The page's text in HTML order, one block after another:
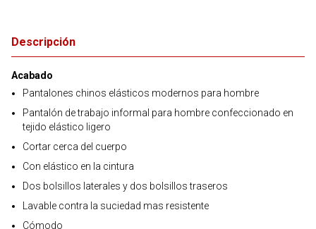
Descripción
Acabado
Pantalones chinos elásticos modernos para hombre
Pantalón de trabajo informal para hombre confeccionado en
tejido elástico ligero
Cortar cerca del cuerpo
Con elástico en la cintura
Dos bolsillos laterales y dos bolsillos traseros
Lavable contra la suciedad mas resistente
Cómodo